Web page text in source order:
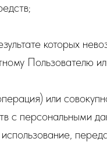
которых
Пользователю
или
с персональными